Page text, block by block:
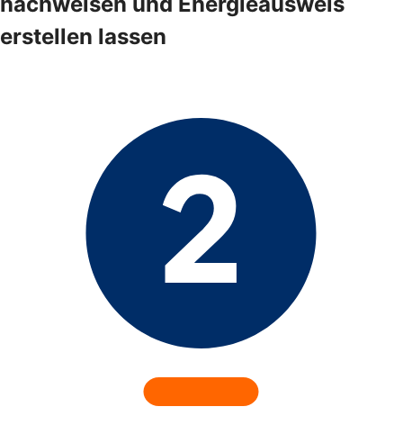
erstellen lassen